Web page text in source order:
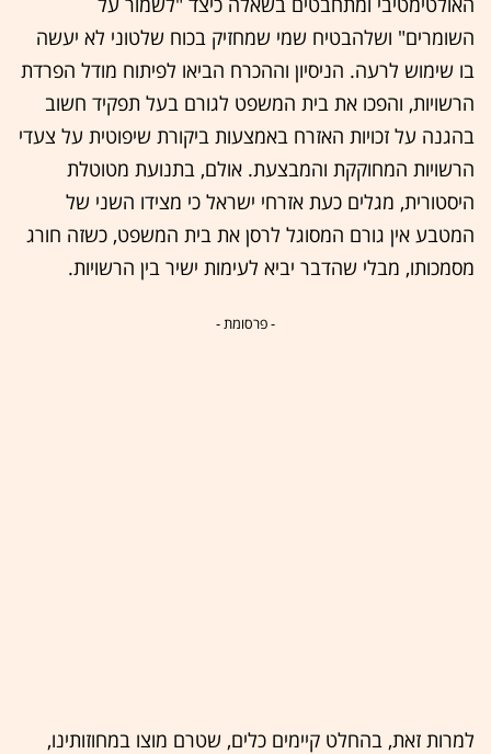
השומרים" ושלהבטיח שמי שמחזיק בכוח שלטוני לא יעשה
בו שימוש לרעה. הניסיון וההכרח הביאו לפיתוח מודל הפרדת
הרשויות, והפכו את בית המשפט לגורם בעל תפקיד חשוב
בהגנה על זכויות האזרח באמצעות ביקורת שיפוטית על צעדי
הרשויות המחוקקת והמבצעת. אולם, בתנועת מטוטלת
היסטורית, מגלים כעת אזרחי ישראל כי מצידו השני של
המטבע אין גורם המסוגל לרסן את בית המשפט, כשזה חורג
מסמכותו, מבלי שהדבר יביא לעימות ישיר בין הרשויות.
- פרסומת -
למרות זאת, בהחלט קיימים כלים, שטרם מוצו במחוזותינו,